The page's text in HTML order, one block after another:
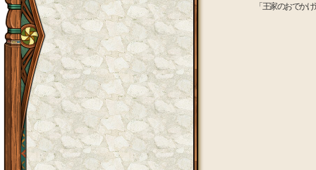
「王家のおでか